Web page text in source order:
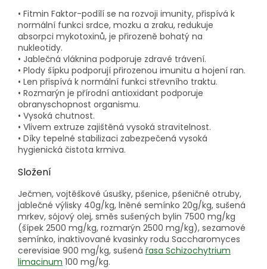
• Fitmin Faktor-podílí se na rozvoji imunity, přispívá k
normální funkci srdce, mozku a zraku, redukuje
absorpci mykotoxinů, je přirozeně bohatý na
nukleotidy.
• Jablečná vláknina podporuje zdravé trávení.
• Plody šípku podporují přirozenou imunitu a hojení ran.
• Len přispívá k normální funkci střevního traktu.
• Rozmarýn je přírodní antioxidant podporuje
obranyschopnost organismu.
• Vysoká chutnost.
• Vlivem extruze zajištěná vysoká stravitelnost.
• Díky tepelné stabilizaci zabezpečená vysoká
hygienická čistota krmiva.
Složení
Ječmen, vojtěškové úsušky, pšenice, pšeničné otruby,
jablečné výlisky 40g/kg, lněné semínko 20g/kg, sušená
mrkev, sójový olej, směs sušených bylin 7500 mg/kg
(šípek 2500 mg/kg, rozmarýn 2500 mg/kg), sezamové
semínko, inaktivované kvasinky rodu Saccharomyces
cerevisiae 900 mg/kg, sušená řasa Schizochytrium
limacinum 100 mg/kg.